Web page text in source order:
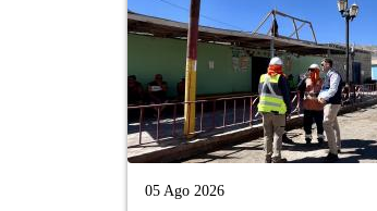
05 Ago 2026